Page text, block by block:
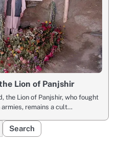
Lion of Panjshir
the Lion of Panjshir, who fought
remains a cult…